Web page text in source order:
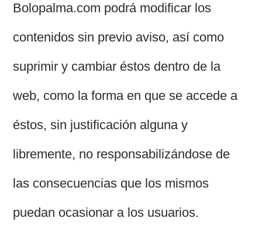
Bolopalma.com podrá modificar los
contenidos sin previo aviso, así como
suprimir y cambiar éstos dentro de la
web, como la forma en que se accede a
éstos, sin justificación alguna y
libremente, no responsabilizándose de
las consecuencias que los mismos
puedan ocasionar a los usuarios.